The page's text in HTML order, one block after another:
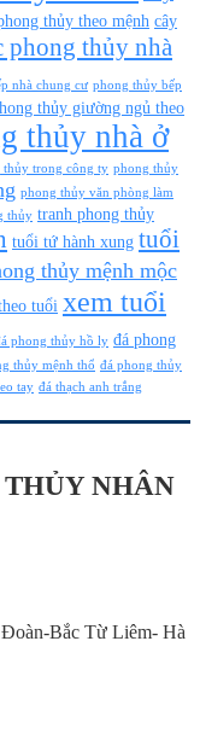
thủy theo mệnh cây
phong thủy nhà
nhà chung cư phong thủy bếp
thủy giường ngủ theo
thủy nhà ở
thủy trong công ty phong thủy
phong thủy văn phòng làm
thủy tranh phong thủy
tuổi tứ hành xung tuổi
thủy mệnh mộc
tuổi xem tuổi
phong thủy hồ ly đá phong
thủy mệnh thổ đá phong thủy
tay đá thạch anh trắng
NHÂN
Bắc Từ Liêm- Hà